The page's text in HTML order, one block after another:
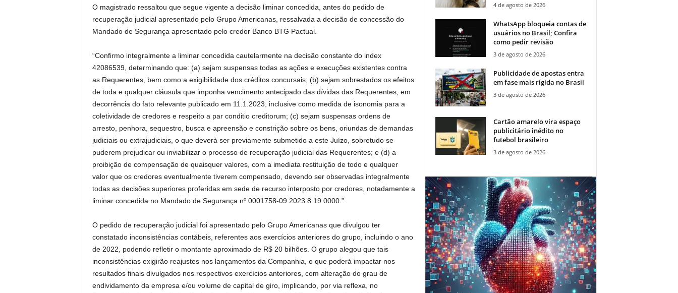
O magistrado ressaltou que segue vigente a decisão liminar concedida, antes do pedido de
recuperação judicial apresentado pelo Grupo Americanas, ressalvada a decisão de concessão do
Mandado de Segurança apresentado pelo credor Banco BTG Pactual.
“Confirmo integralmente a liminar concedida cautelarmente na decisão constante do index
42086539, determinando que: (a) sejam suspensas todas as ações e execuções existentes contra
as Requerentes, bem como a exigibilidade dos créditos concursais; (b) sejam sobrestados os efeitos
de toda e qualquer cláusula que imponha vencimento antecipado das dívidas das Requerentes, em
decorrência do fato relevante publicado em 11.1.2023, inclusive como medida de isonomia para a
coletividade de credores e respeito a par conditio creditorum; (c) sejam suspensas ordens de
arresto, penhora, sequestro, busca e apreensão e constrição sobre os bens, oriundas de demandas
judiciais ou extrajudiciais, o que deverá ser previamente submetido a este Juízo, sobretudo se
puderem prejudicar ou inviabilizar o processo de recuperação judicial das Requerentes; e (d) a
proibição de compensação de quaisquer valores, com a imediata restituição de todo e qualquer
valor que os credores eventualmente tiverem compensado, devendo ser observadas integralmente
todas as decisões superiores proferidas em sede de recurso interposto por credores, notadamente a
liminar concedida no Mandado de Segurança nº 0001758-09.2023.8.19.0000.”
O pedido de recuperação judicial foi apresentado pelo Grupo Americanas que divulgou ter
constatado inconsistências contábeis, referentes aos exercícios anteriores do grupo, incluindo o ano
de 2022, podendo refletir o montante aproximado de R$ 20 bilhões. O grupo alegou que tais
inconsistências exigirão reajustes nos lançamentos da Companhia, o que poderá impactar nos
resultados finais divulgados nos respectivos exercícios anteriores, com alteração do grau de
endividamento da empresa e/ou volume de capital de giro, implicando, por via reflexa, no
4 de agosto de 2026
WhatsApp bloqueia contas de
usuários no Brasil; Confira
como pedir revisão
3 de agosto de 2026
Publicidade de apostas entra
em fase mais rígida no Brasil
3 de agosto de 2026
Cartão amarelo vira espaço
publicitário inédito no
futebol brasileiro
3 de agosto de 2026